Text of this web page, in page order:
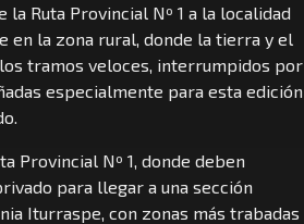
Ruta Provincial Nº 1 a la localidad
en la zona rural, donde la tierra y el
tramos veloces, interrumpidos por
especialmente para esta edición
Provincial Nº 1, donde deben
para llegar a una sección
Iturraspe, con zonas más trabadas